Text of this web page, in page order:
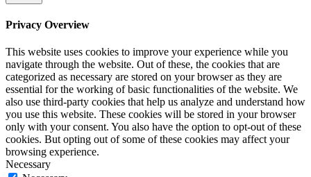
Privacy Overview
This website uses cookies to improve your experience while you
navigate through the website. Out of these, the cookies that are
categorized as necessary are stored on your browser as they are
essential for the working of basic functionalities of the website. We
also use third-party cookies that help us analyze and understand how
you use this website. These cookies will be stored in your browser
only with your consent. You also have the option to opt-out of these
cookies. But opting out of some of these cookies may affect your
browsing experience.
Necessary